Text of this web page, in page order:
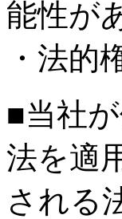
能性が
・法的
■当社
法を適
される